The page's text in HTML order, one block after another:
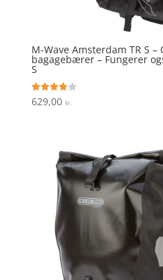
M-Wave Amsterdam TR S –
bagagebærer – Fungerer
S
Vurderet
3.9
629,00 kr.